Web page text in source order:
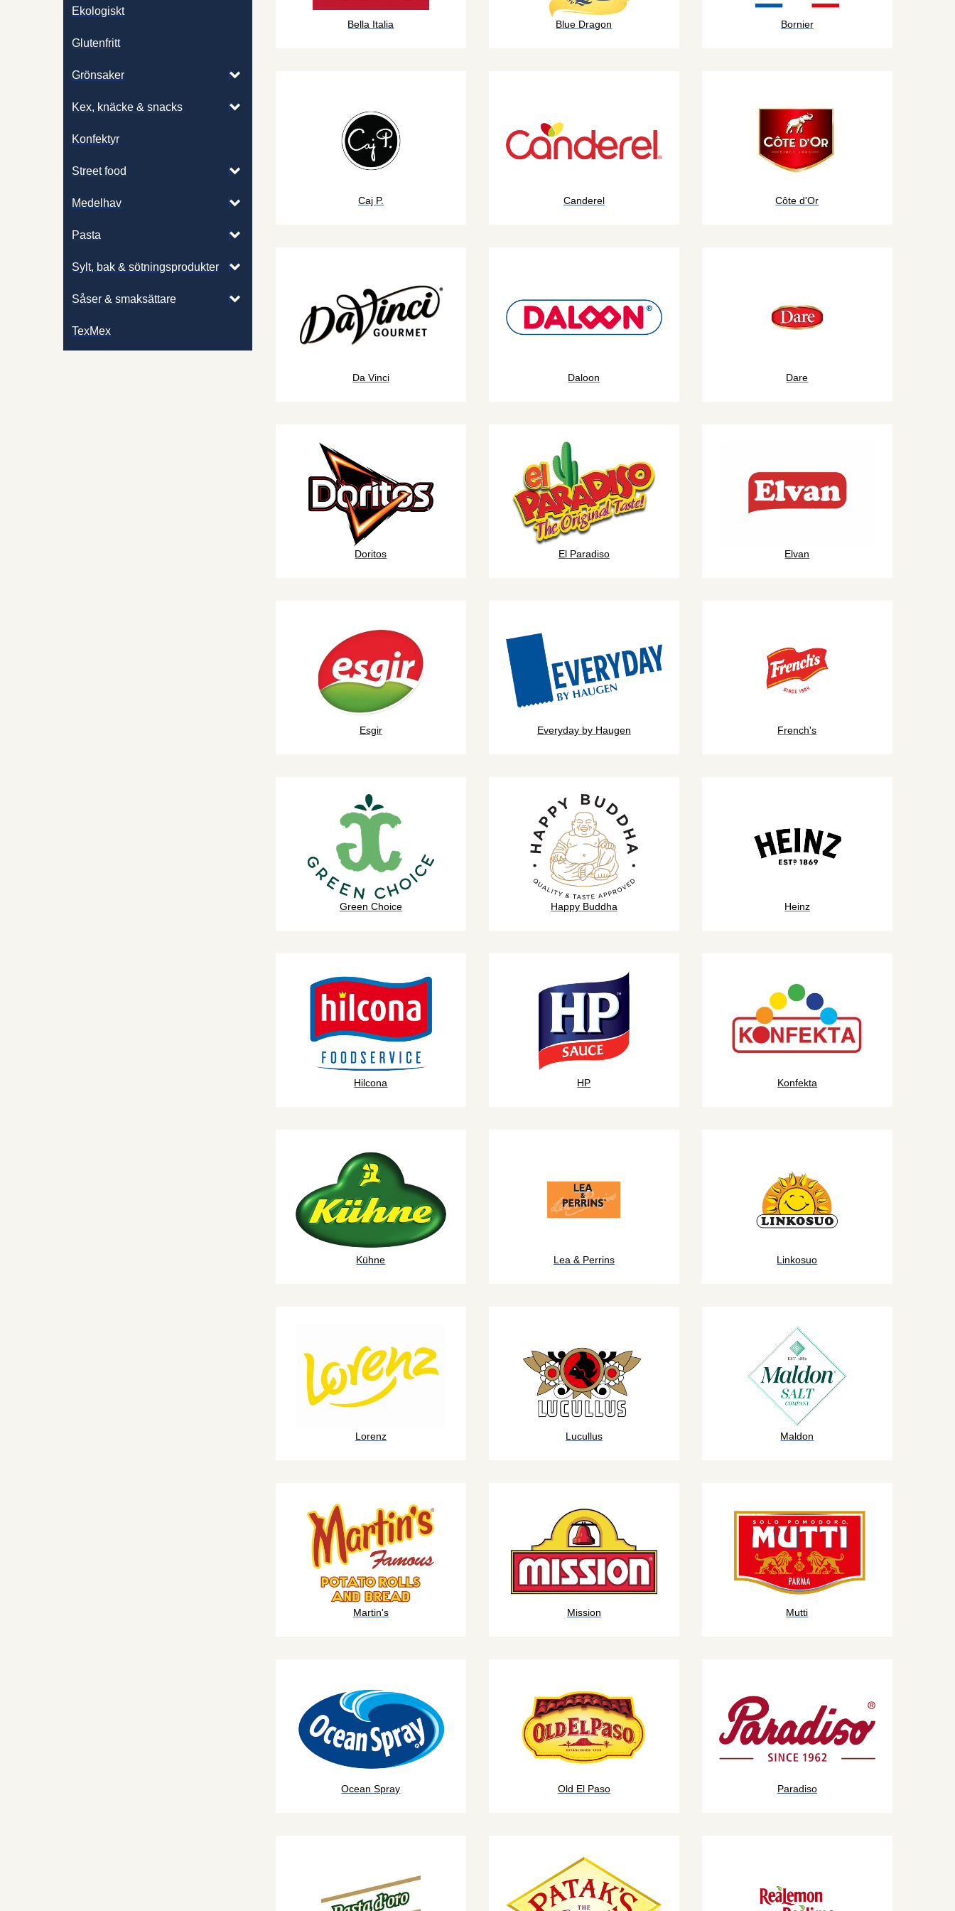
Ekologiskt
Glutenfritt
Grönsaker
Kex, knäcke & snacks
Konfektyr
Street food
Medelhav
Pasta
Sylt, bak & sötningsprodukter
Såser & smaksättare
TexMex
Bella Italia Blue Dragon Bornier
Caj P. Canderel Côte d'Or
Da Vinci Daloon Dare
Doritos El Paradiso Elvan
Esgir Everyday by Haugen French's
Green Choice Happy Buddha Heinz
Hilcona HP Konfekta
Kühne Lea & Perrins Linkosuo
Lorenz Lucullus Maldon
Martin's Mission Mutti
Ocean Spray Old El Paso Paradiso